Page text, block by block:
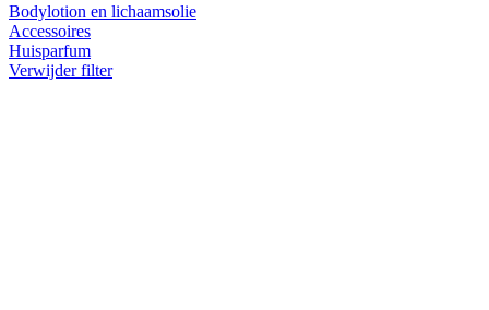
Bodylotion en lichaamsolie
Accessoires
Huisparfum
Verwijder filter